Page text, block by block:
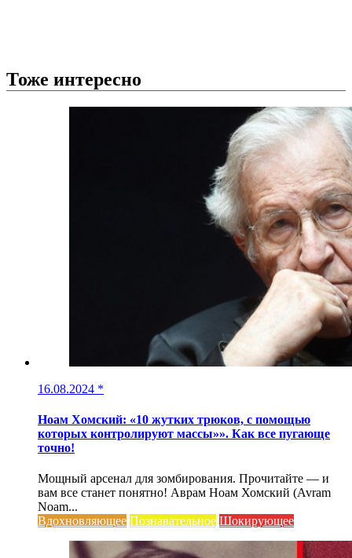
Тоже интересно
16.08.2024 *
Ноам Хомский: «10 жутких трюков, с помощью
которых контролируют массы»». Как все пугающе
точно!
Мощный арсенал для зомбирования. Прочитайте — и
вам все станет понятно! Аврам Ноам Хомский (Avram
Noam...
Вдохновляющее Познавательное Шокирующее